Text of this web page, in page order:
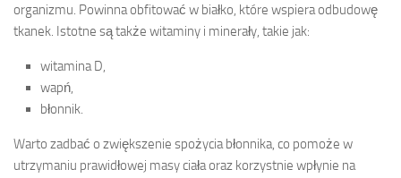
organizmu. Powinna obfitować w białko, które wspiera odbudowę
tkanek. Istotne są także witaminy i minerały, takie jak:
witamina D,
wapń,
błonnik.
Warto zadbać o zwiększenie spożycia błonnika, co pomoże w
utrzymaniu prawidłowej masy ciała oraz korzystnie wpłynie na